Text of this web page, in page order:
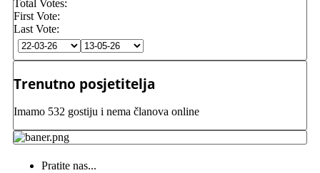
Total Votes:
First Vote:
Last Vote:
Trenutno posjetitelja
Imamo 532 gostiju i nema članova online
Pratite nas...